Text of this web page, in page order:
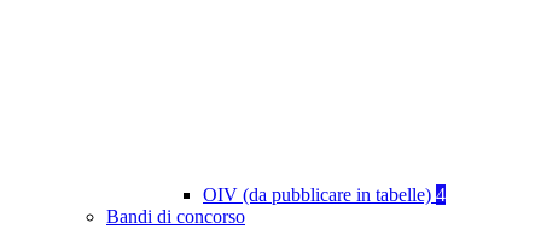
OIV (da pubblicare in tabelle) 4
Bandi di concorso